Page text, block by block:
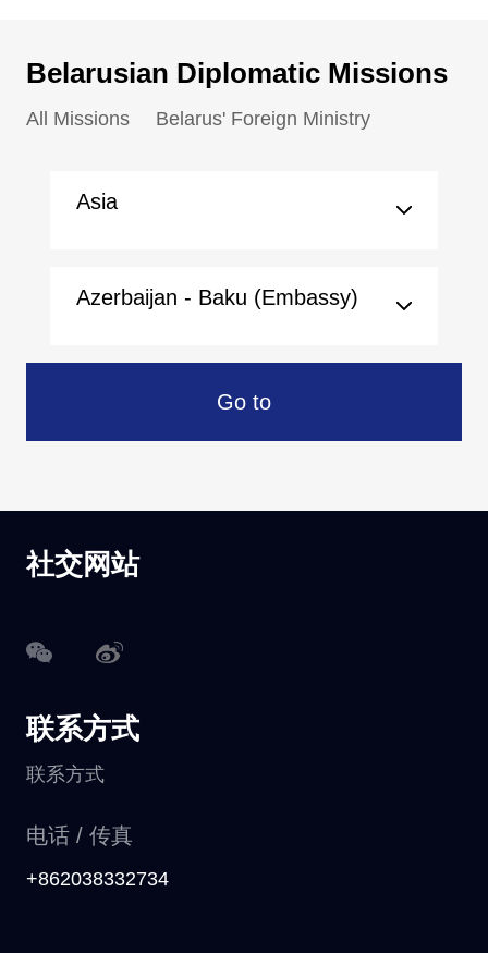
Belarusian Diplomatic Missions
All Missions Belarus' Foreign Ministry
Asia
Azerbaijan - Baku (Embassy)
Go to
社交网站
联系方式
联系方式
电话 / 传真
+862038332734